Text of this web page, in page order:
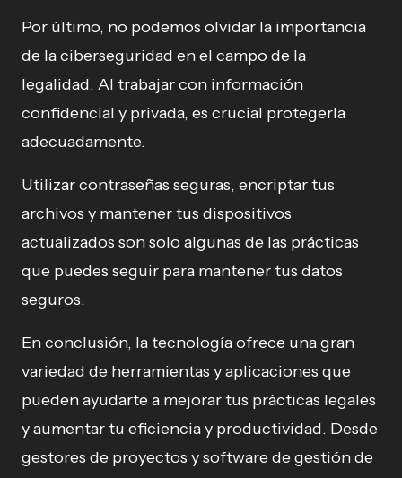
Por último, no podemos olvidar la importancia
de la ciberseguridad en el campo de la
legalidad. Al trabajar con información
confidencial y privada, es crucial protegerla
adecuadamente.
Utilizar contraseñas seguras, encriptar tus
archivos y mantener tus dispositivos
actualizados son solo algunas de las prácticas
que puedes seguir para mantener tus datos
seguros.
En conclusión, la tecnología ofrece una gran
variedad de herramientas y aplicaciones que
pueden ayudarte a mejorar tus prácticas legales
y aumentar tu eficiencia y productividad. Desde
gestores de proyectos y software de gestión de